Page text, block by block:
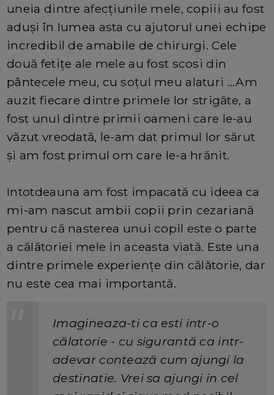
uneia dintre afecțiunile mele, copiii au fost
aduși în lumea asta cu ajutorul unei echipe
incredibil de amabile de chirurgi. Cele
două fetițe ale mele au fost scosi din
pântecele meu, cu soțul meu alaturi ...Am
auzit fiecare dintre primele lor strigăte, a
fost unul dintre primii oameni care le-au
văzut vreodată, le-am dat primul lor sărut
și am fost primul om care le-a hrănit.
Intotdeauna am fost impacată cu ideea ca
mi-am nascut ambii copii prin cezariană
pentru că nasterea unui copil este o parte
a călătoriei mele in aceasta viată. Este una
dintre primele experiențe din călătorie, dar
nu este cea mai importantă.
Imagineaza-ti ca esti intr-o
călatorie - cu sigurantă ca intr-
adevar contează cum ajungi la
destinatie. Vrei sa ajungi in cel